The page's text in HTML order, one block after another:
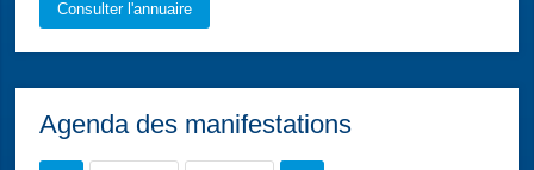
Consulter l'annuaire
Agenda des manifestations